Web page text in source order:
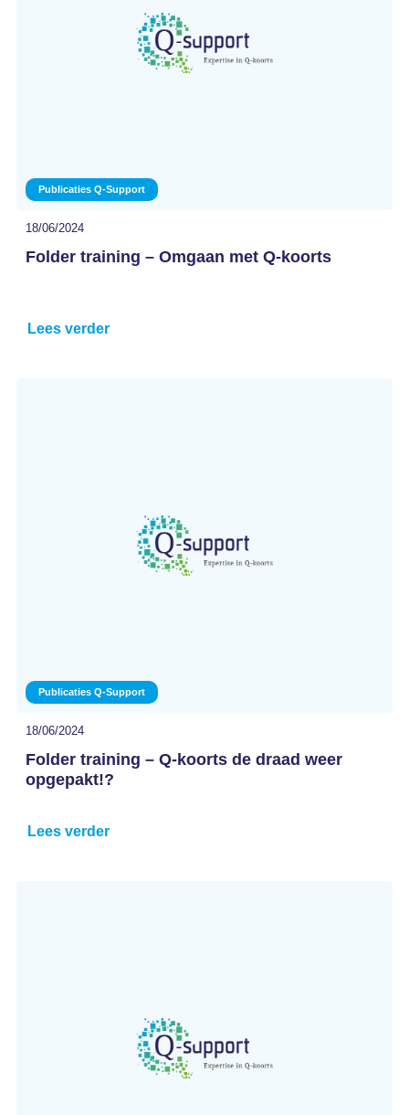
Publicaties Q-Support
18/06/2024
Folder training – Omgaan met Q-koorts
Lees verder
Publicaties Q-Support
18/06/2024
Folder training – Q-koorts de draad weer
opgepakt!?
Lees verder